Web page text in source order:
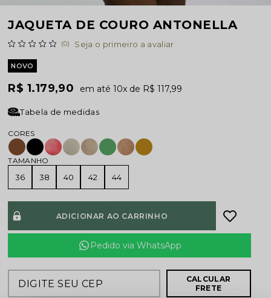
JAQUETA DE COURO ANTONELLA
(0) Seja o primeiro a avaliar
NOVO
R$ 1.179,90 10x R$ 117,99
Tabela de medidas
TAMANHO
36 38 40 42 44
ADICIONAR AO CARRINHO
Pedido via WhatsApp
CALCULAR
FRETE